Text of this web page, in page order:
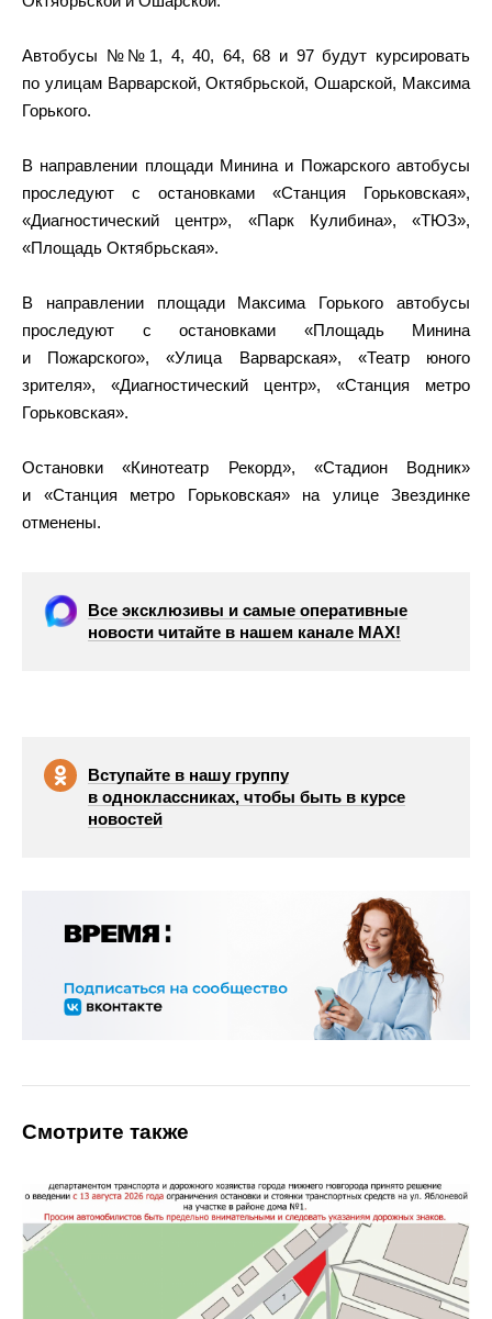
Автобусы №№1, 4, 40, 64, 68 и 97 будут курсировать
по улицам Варварской, Октябрьской, Ошарской, Максима
Горького.
В направлении площади Минина и Пожарского автобусы
проследуют с остановками «Станция Горьковская»,
«Диагностический центр», «Парк Кулибина», «ТЮЗ»,
«Площадь Октябрьская».
В направлении площади Максима Горького автобусы
проследуют с остановками «Площадь Минина
и Пожарского», «Улица Варварская», «Театр юного
зрителя», «Диагностический центр», «Станция метро
Горьковская».
Остановки «Кинотеатр Рекорд», «Стадион Водник»
и «Станция метро Горьковская» на улице Звездинке
отменены.
Все эксклюзивы и самые оперативные
новости читайте в нашем канале МАХ!
Вступайте в нашу группу
в одноклассниках, чтобы быть в курсе
новостей
Смотрите также